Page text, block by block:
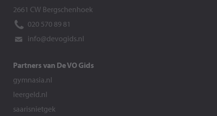
2661 CW Bergschenhoek
020 570 89 81
info@devogids.nl
Partners van De VO Gids
gymnasia.nl
leergeld.nl
saarisnietgek